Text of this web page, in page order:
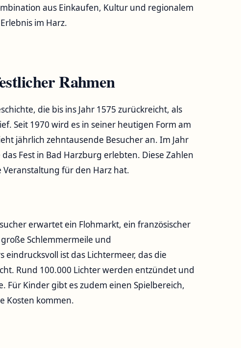
aus Einkaufen, Kultur und regionalem
im Harz.
Rahmen
die bis ins Jahr 1575 zurückreicht, als
Seit 1970 wird es in seiner heutigen Form am
jährlich zehntausende Besucher an. Im Jahr
Fest in Bad Harzburg erlebten. Diese Zahlen
für den Harz hat.
erwartet ein Flohmarkt, ein französischer
Schlemmermeile und
ist das Lichtermeer, das die
Rund 100.000 Lichter werden entzündet und
Für Kinder gibt es zudem einen Spielbereich,
Kosten kommen.